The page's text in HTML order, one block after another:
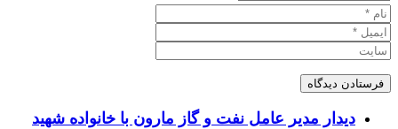
دیدار مدیر عامل نفت و گاز مارون با خانواده شهید